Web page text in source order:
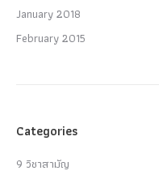
January 2018
February 2015
Categories
9 วิชาสามัญ